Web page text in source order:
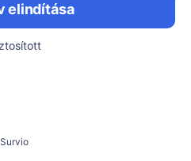
elindítása
Survio